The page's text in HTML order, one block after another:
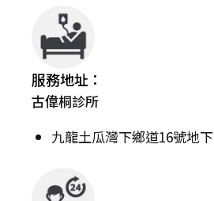
服務地址：
古偉桐診所
九龍土瓜灣下鄉道16號地下